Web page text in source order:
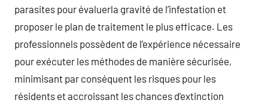
parasites pour évaluerla gravité de l’infestation et
proposer le plan de traitement le plus efficace. Les
professionnels possèdent de l’expérience nécessaire
pour exécuter les méthodes de manière sécurisée,
minimisant par conséquent les risques pour les
résidents et accroissant les chances d’extinction